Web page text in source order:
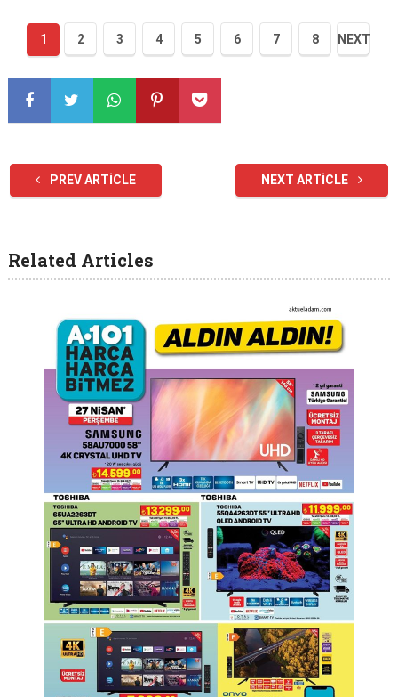
1 2 3 4 5 6 7 8 NEXT
PREV ARTICLE NEXT ARTICLE
Related Articles